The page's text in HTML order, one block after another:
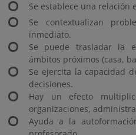
Se establece una relación
Se contextualizan
inmediato.
Se puede trasladar la
ámbitos próximos (casa,
Se ejercita la capacidad
decisiones.
Hay un efecto
organizaciones,
Ayuda a la